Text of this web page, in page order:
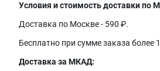
Условия и стоимость доставки по
Доставка по Москве - 590 ₽.
Бесплатно при сумме заказа более
Доставка за МКАД: